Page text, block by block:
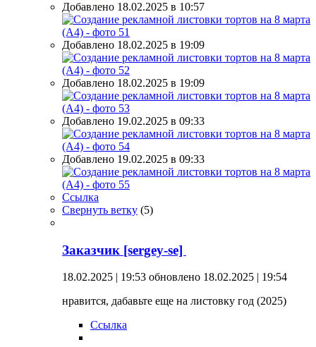
Добавлено 18.02.2025 в 10:57
Добавлено 18.02.2025 в 19:09
Добавлено 18.02.2025 в 19:09
Добавлено 19.02.2025 в 09:33
Добавлено 19.02.2025 в 09:33
Ссылка
Свернуть ветку (5)
Заказчик [sergey-se]
18.02.2025 | 19:53 обновлено 18.02.2025 | 19:54
нравится, дабавьте еще на листовку год (2025)
Ссылка